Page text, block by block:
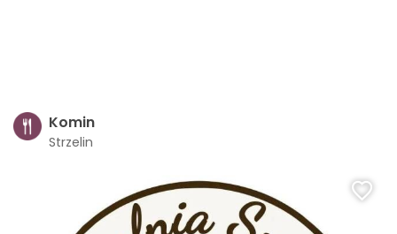
Komin
Strzelin